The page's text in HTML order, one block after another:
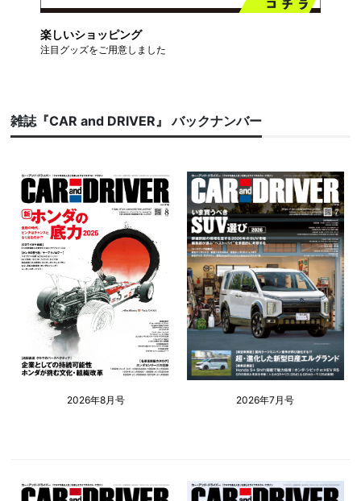
楽しいショッピング
注目グッズをご用意しました
雑誌『CAR and DRIVER』 バックナンバー
2026年8月号 2026年7月号